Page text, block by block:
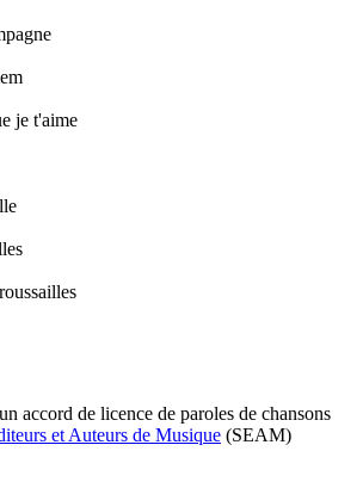
je t'aime
accord de licence de paroles de chansons
et Auteurs de Musique (SEAM)